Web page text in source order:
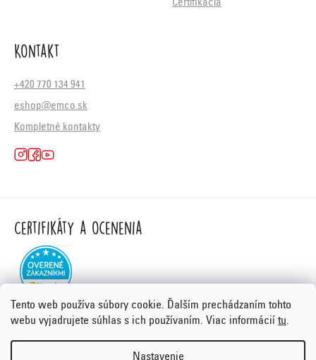
Tento web používa súbory cookie. Ďalším prechádzaním tohto
webu vyjadrujete súhlas s ich používaním. Viac informácií tu.
Nastavenie
Certifikácia
Kontakt
+420 770 134 941
eshop@emco.sk
Kompletné kontakty
Certifikáty a ocenenia